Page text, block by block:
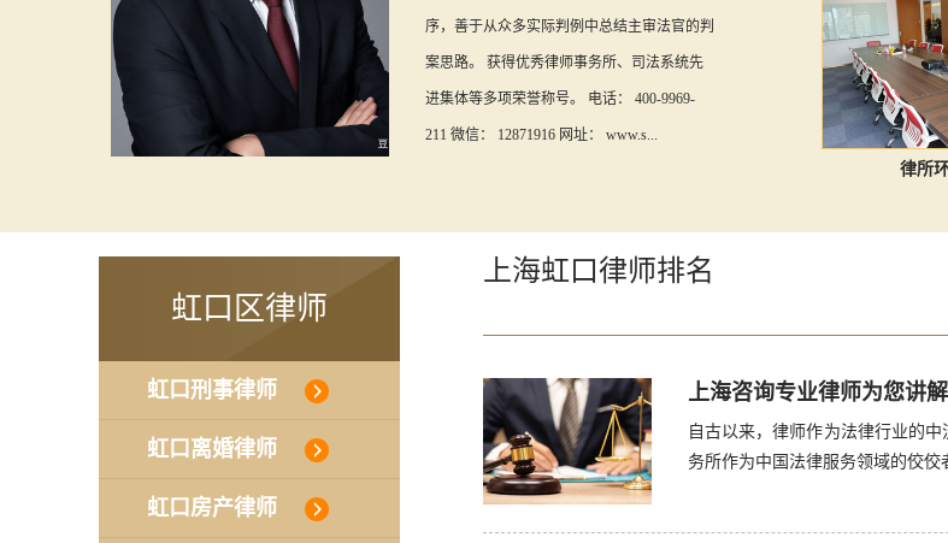
序，善于从众多实际判例中总结主审法官的判
案思路。 获得优秀律师事务所、司法系统先
进集体等多项荣誉称号。 电话： 400-9969-
211 微信： 12871916 网址： www.s...
律所
虹口区律师
虹口刑事律师
虹口离婚律师
虹口房产律师
上海虹口律师排名
上海咨询专业律师为您讲
自古以来，律师作为法律行业的
务所作为中国法律服务领域的佼佼